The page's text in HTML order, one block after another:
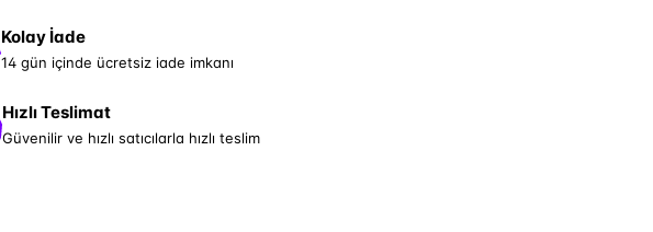
Kolay İade
14 gün içinde ücretsiz iade imkanı
Hızlı Teslimat
Güvenilir ve hızlı satıcılarla hızlı teslim